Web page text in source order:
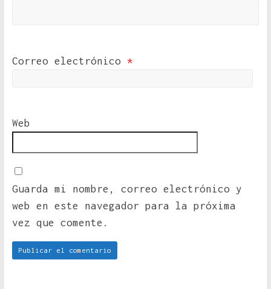
Correo electrónico *
Web
Guarda mi nombre, correo electrónico y
web en este navegador para la próxima
vez que comente.